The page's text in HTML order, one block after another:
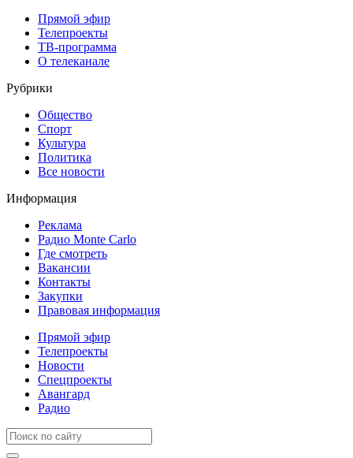
Прямой эфир
Телепроекты
ТВ-программа
О телеканале
Рубрики
Общество
Спорт
Культура
Политика
Все новости
Информация
Реклама
Радио Monte Carlo
Где смотреть
Вакансии
Контакты
Закупки
Правовая информация
Прямой эфир
Телепроекты
Новости
Спецпроекты
Авангард
Радио